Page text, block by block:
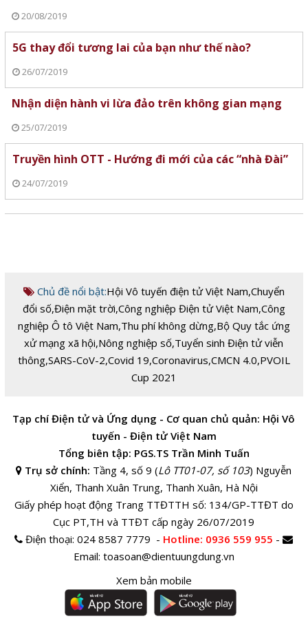
20/08/2019
5G thay đổi tương lai của bạn như thế nào?
26/07/2019
Nhận diện hành vi lừa đảo trên không gian mạng
25/07/2019
Truyền hình OTT - Hướng đi mới của các “nhà Đài”
24/07/2019
Chủ đề nổi bật:Hội Vô tuyến điện tử Việt Nam,Chuyển
đổi số,Điện mặt trời,Công nghiệp Điện tử Việt Nam,Công
nghiệp Ô tô Việt Nam,Thu phí không dừng,Bộ Quy tắc ứng
xử mạng xã hội,Nông nghiệp số,Tuyển sinh Điện tử viễn
thông,SARS-CoV-2,Covid 19,Coronavirus,CMCN 4.0,PVOIL
Cup 2021
Tạp chí Điện tử và Ứng dụng - Cơ quan chủ quản: Hội Vô
tuyến - Điện tử Việt Nam
Tổng biên tập: PGS.TS Trần Minh Tuấn
Trụ sở chính: Tầng 4, số 9 (Lô TT01-07, số 103) Nguyễn
Xiển, Thanh Xuân Trung, Thanh Xuân, Hà Nội
Giấy phép hoạt động Trang TTĐTTH số: 134/GP-TTĐT do
Cục PT,TH và TTĐT cấp ngày 26/07/2019
Điện thoại:024 8587 7779 - Hotline: 0936 559 955 -
Email: toasoan@dientuungdung.vn
Xem bản mobile